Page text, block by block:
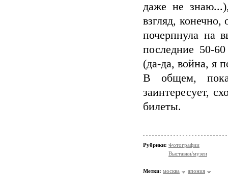
даже не
взгляд,
почерпнула на
последние 50-
(да-да, война, я
В общем,
заинтересует,
билеты.
Рубрики: Фотографии
Выставки/музеи
Метки: москва япония